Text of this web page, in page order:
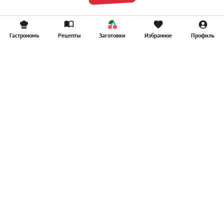
Гастрономъ Рецепты Заготовки Избранное Профиль